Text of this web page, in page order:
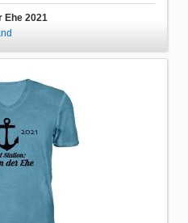
Ehe 2021